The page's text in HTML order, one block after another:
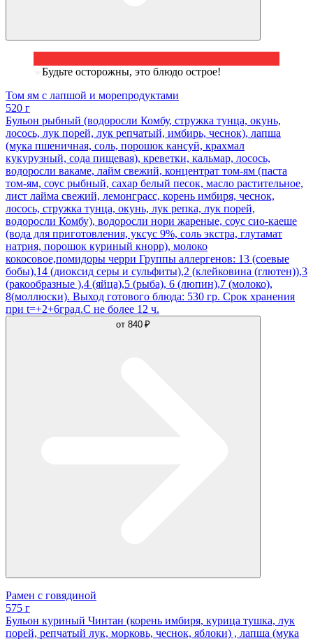
Будьте осторожны, это блюдо острое!
Том ям с лапшой и морепродуктами
520 г
Бульон рыбный (водоросли Комбу, стружка тунца, окунь,
лосось, лук порей, лук репчатый, имбирь, чеснок), лапша
(мука пшеничная, соль, порошок кансуй, крахмал
кукурузный, сода пищевая), креветки, кальмар, лосось,
водоросли вакаме, лайм свежий, концентрат том-ям (паста
том-ям, соус рыбный, сахар белый песок, масло растительное,
лист лайма свежий, лемонграсс, корень имбиря, чеснок,
лосось, стружка тунца, окунь, лук репка, лук порей,
водоросли Комбу), водоросли нори жареные, соус сио-каеше
(вода для приготовления, уксус 9%, соль экстра, глутамат
натрия, порошок куриный кнорр), молоко
кокосовое,помидоры черри Группы аллергенов: 13 (соевые
бобы),14 (диоксид серы и сульфиты),2 (клейковина (глютен)),3
(ракообразные ),4 (яйца),5 (рыба), 6 (люпин),7 (молоко),
8(моллюски). Выход готового блюда: 530 гр. Срок хранения
при t=+2+6град.С не более 12 ч.
от 840 ₽
Рамен с говядиной
575 г
Бульон куриный Чинтан (корень имбиря, курица тушка, лук
порей, репчатый лук, морковь, чеснок, яблоки) , лапша (мука